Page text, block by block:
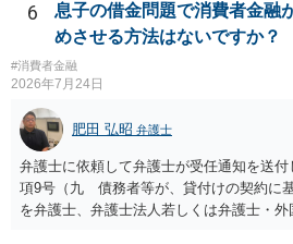
6
息子の借金問題で消費者金融
めさせる方法はないですか？
#消費者金融
2026年7月24日
肥田 弘昭 弁護士
弁護士に依頼して弁護士が受任通知を送
項9号（九 債務者等が、貸付けの契約に
を弁護士、弁護士法人若しくは弁護士・